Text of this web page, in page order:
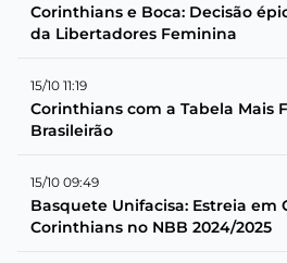
Corinthians e Boca: Decisão
da Libertadores Feminina
15/10 11:19
Corinthians com a Tabela Mais
Brasileirão
15/10 09:49
Basquete Unifacisa: Estreia em
Corinthians no NBB 2024/2025